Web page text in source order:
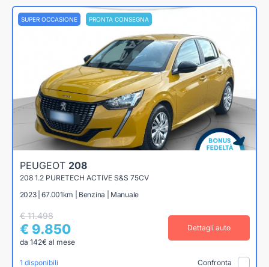
SUPER OCCASIONE PRONTA CONSEGNA
PEUGEOT 208
208 1.2 PURETECH ACTIVE S&S 75CV
2023 | 67.001km | Benzina | Manuale
€ 11.498
€ 9.850
da 142€ al mese
Dettagli auto
1 disponibili Confronta